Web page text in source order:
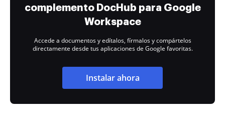
complemento DocHub para Google
Workspace
Accede a documentos y edítalos, fírmalos y compártelos
directamente desde tus aplicaciones de Google favoritas.
Instalar ahora